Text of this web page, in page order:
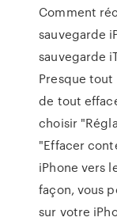
Comment
sauvegarde
sauvegarde
Presque
de tout
choisir
"Effacer
iPhone vers
façon, vous
sur votre